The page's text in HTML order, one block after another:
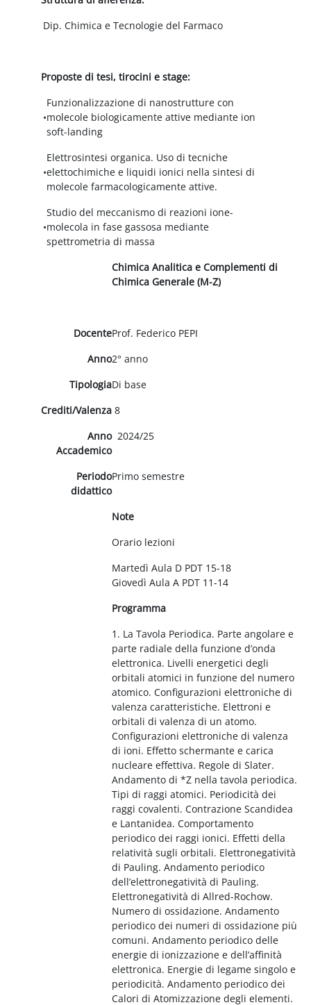
Dip. Chimica e Tecnologie del Farmaco
Proposte di tesi, tirocini e stage:
•
Funzionalizzazione di nanostrutture con
molecole biologicamente attive mediante ion
soft-landing
•
Elettrosintesi organica. Uso di tecniche
elettochimiche e liquidi ionici nella sintesi di
molecole farmacologicamente attive.
•
Studio del meccanismo di reazioni ione-
molecola in fase gassosa mediante
spettrometria di massa
Chimica Analitica e Complementi di
Chimica Generale (M-Z)
DocenteProf. Federico PEPI
Anno2° anno
TipologiaDi base
Crediti/Valenza 8
Anno
Accademico
2024/25
Periodo
didattico
Primo semestre
Note
Orario lezioni
Martedì Aula D PDT 15-18
Giovedì Aula A PDT 11-14
Programma
1. La Tavola Periodica. Parte angolare e
parte radiale della funzione d’onda
elettronica. Livelli energetici degli
orbitali atomici in funzione del numero
atomico. Configurazioni elettroniche di
valenza caratteristiche. Elettroni e
orbitali di valenza di un atomo.
Configurazioni elettroniche di valenza
di ioni. Effetto schermante e carica
nucleare effettiva. Regole di Slater.
Andamento di *Z nella tavola periodica.
Tipi di raggi atomici. Periodicità dei
raggi covalenti. Contrazione Scandidea
e Lantanidea. Comportamento
periodico dei raggi ionici. Effetti della
relatività sugli orbitali. Elettronegatività
di Pauling. Andamento periodico
dell’elettronegatività di Pauling.
Elettronegatività di Allred-Rochow.
Numero di ossidazione. Andamento
periodico dei numeri di ossidazione più
comuni. Andamento periodico delle
energie di ionizzazione e dell’affinità
elettronica. Energie di legame singolo e
periodicità. Andamento periodico dei
Calori di Atomizzazione degli elementi.